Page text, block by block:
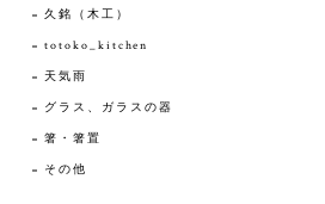
久銘（木工）
totoko_kitchen
天気雨
グラス、ガラスの器
箸・箸置
その他